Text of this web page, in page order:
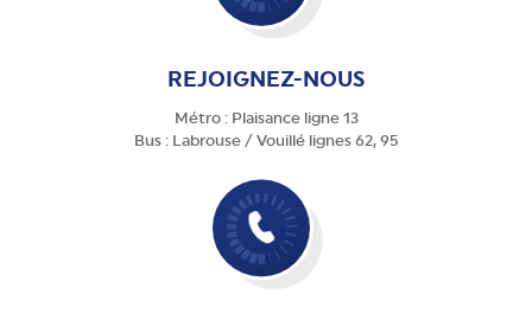
REJOIGNEZ-NOUS
Métro : Plaisance ligne 13
Bus : Labrouse / Vouillé lignes 62, 95